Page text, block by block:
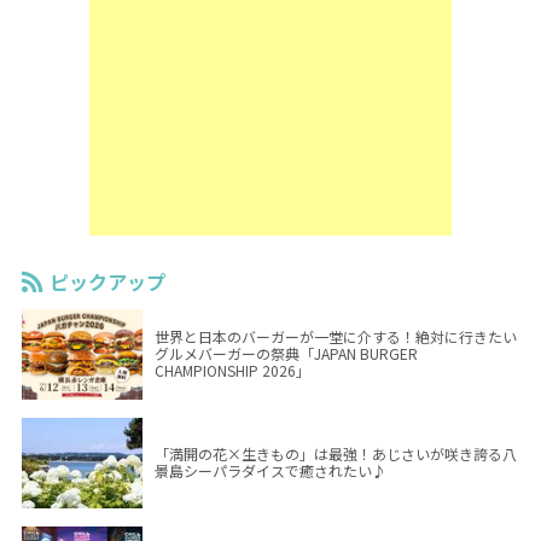
ピックアップ
世界と日本のバーガーが一堂に介する！絶対に行きたい
グルメバーガーの祭典「JAPAN BURGER
CHAMPIONSHIP 2026」
「満開の花×生きもの」は最強！あじさいが咲き誇る八
景島シーパラダイスで癒されたい♪